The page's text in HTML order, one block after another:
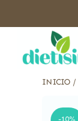
INICIO /
-10%